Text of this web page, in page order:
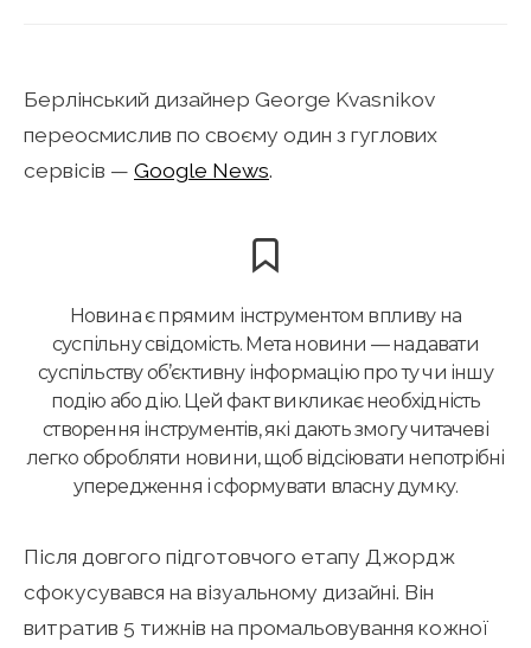
Берлінський дизайнер George Kvasnikov
переосмислив по своєму один з гуглових
сервісів — Google News.
Новина є прямим інструментом впливу на
суспільну свідомість. Мета новини — надавати
суспільству об’єктивну інформацію про ту чи іншу
подію або дію. Цей факт викликає необхідність
створення інструментів, які дають змогу читачеві
легко обробляти новини, щоб відсіювати непотрібні
упередження і сформувати власну думку.
Після довгого підготовчого етапу Джордж
сфокусувався на візуальному дизайні. Він
витратив 5 тижнів на промальовування кожної